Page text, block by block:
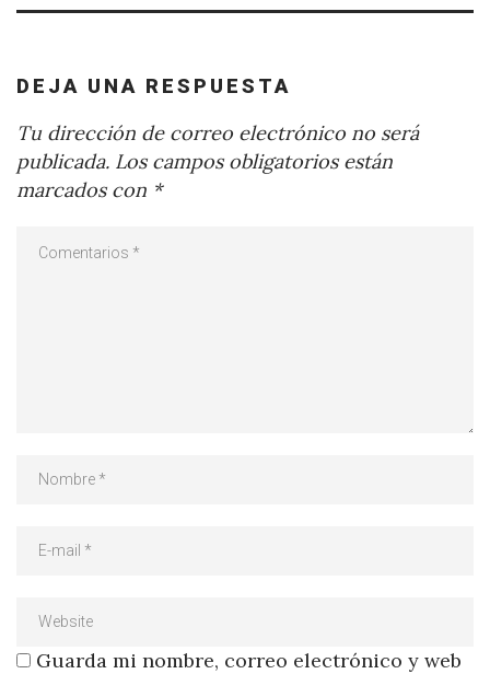
DEJA UNA RESPUESTA
Tu dirección de correo electrónico no será
publicada. Los campos obligatorios están
marcados con *
Guarda mi nombre, correo electrónico y web